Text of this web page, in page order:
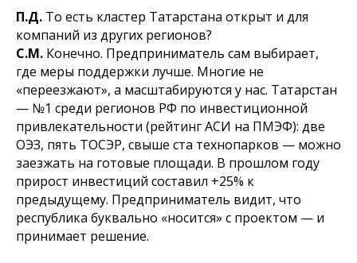
П.Д. То есть кластер Татарстана открыт и для
компаний из других регионов?
С.М. Конечно. Предприниматель сам выбирает,
где меры поддержки лучше. Многие не
«переезжают», а масштабируются у нас. Татарстан
— №1 среди регионов РФ по инвестиционной
привлекательности (рейтинг АСИ на ПМЭФ): две
ОЭЗ, пять ТОСЭР, свыше ста технопарков — можно
заезжать на готовые площади. В прошлом году
прирост инвестиций составил +25% к
предыдущему. Предприниматель видит, что
республика буквально «носится» с проектом — и
принимает решение.